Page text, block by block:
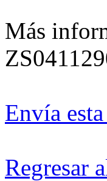
Más
Envía
Regresar